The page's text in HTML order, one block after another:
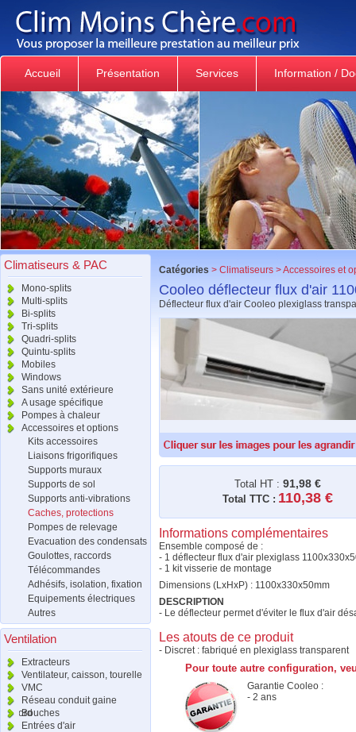
Accueil Présentation Services Information /
Climatiseurs & PAC
Mono-splits
Multi-splits
Bi-splits
Tri-splits
Quadri-splits
Quintu-splits
Mobiles
Windows
Sans unité extérieure
A usage spécifique
Pompes à chaleur
Accessoires et options
Kits accessoires
Liaisons frigorifiques
Supports muraux
Supports de sol
Supports anti-vibrations
Caches, protections
Pompes de relevage
Evacuation des condensats
Goulottes, raccords
Télécommandes
Adhésifs, isolation, fixation
Equipements électriques
Autres
Ventilation
Extracteurs
Ventilateur, caisson, tourelle
VMC
Réseau conduit gaine
raccordBouches
Entrées d'air
Catégories > Climatiseurs >Accessoires et
Cooleo déflecteur flux d'air
Déflecteur flux d'air Cooleo plexiglass
Total HT : 91,98 €
Total TTC : 110,38 €
Informations complémentaires
Ensemble composé de :
- 1 déflecteur flux d'air plexiglass
- 1 kit visserie de montage
Dimensions (LxHxP) : 1100x330x50mm
DESCRIPTION
- Le déflecteur permet d'éviter le flux d'air
Les atouts de ce produit
- Discret : fabriqué en plexiglass transparent
Pour toute autre configuration,
Garantie Cooleo :
- 2 ans